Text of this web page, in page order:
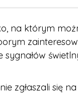
na którym
zgłaszali się